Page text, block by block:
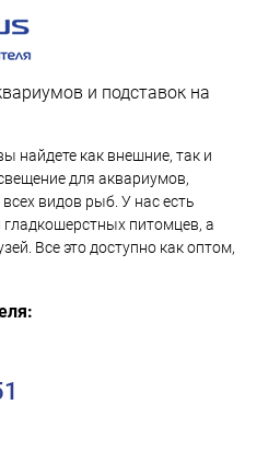
и подставок на
найдете как внешние, так и
для аквариумов,
видов рыб. У нас есть
питомцев, а
Все это доступно как оптом,